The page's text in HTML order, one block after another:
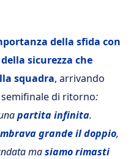
della sfida con
della sicurezza che
squadra, arrivando
di ritorno:
partita infinita.
grande il doppio,
masiamo rimasti